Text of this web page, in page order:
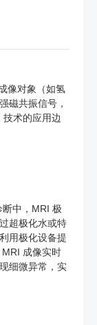
像对象（如氢
磁共振信号，
术的应用边
中，MRI 极
超极化水或特
用极化设备提
成像实时
细微异常，实